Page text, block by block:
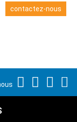
contactez-nous